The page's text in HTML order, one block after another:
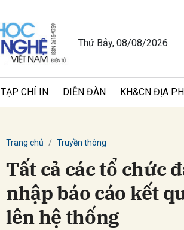
Thứ Bảy, 08/08/2026
TẠP CHÍ IN DIỄN ĐÀN KH&CN ĐỊA
Trang chủ Truyền thông
Tất cả các tổ chức
nhập báo cáo kết
lên hệ thống